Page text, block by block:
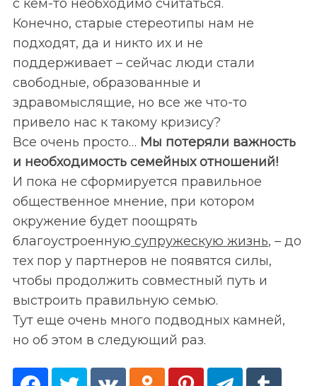
с кем-то необходимо считаться.
Конечно, старые стереотипы нам не
подходят, да и никто их и не
поддерживает – сейчас люди стали
свободные, образованные и
здравомыслящие, но все же что-то
привело нас к такому кризису?
Все очень просто… Мы потеряли важность
и необходимость семейных отношений!
И пока не сформируется правильное
общественное мнение, при котором
окружение будет поощрять
благоустроенную супружескую жизнь, – до
тех пор у партнеров не появятся силы,
чтобы продолжить совместный путь и
выстроить правильную семью.
Тут еще очень много подводных камней,
но об этом в следующий раз.